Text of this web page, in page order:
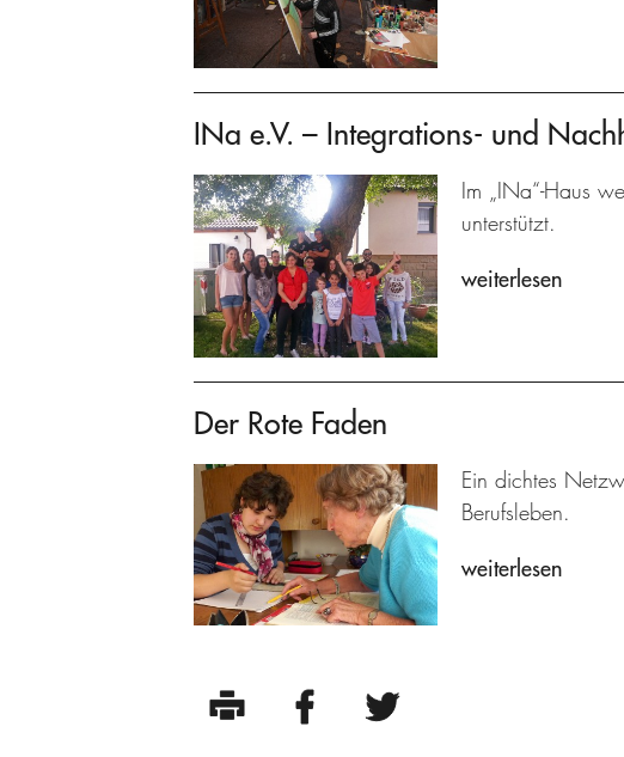
INa e.V. – Integrations- und
Im „INa“-Haus
unterstützt.
weiterlesen
Der Rote Faden
Ein dichtes
Berufsleben.
weiterlesen